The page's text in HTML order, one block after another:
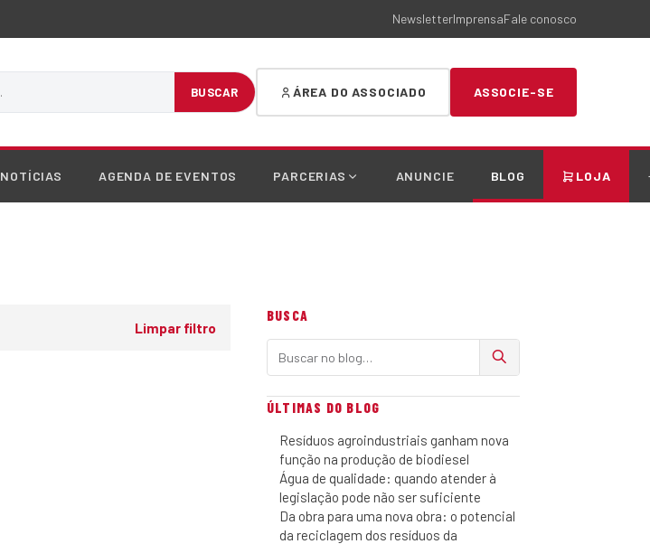
NewsletterImprensaFale conosco
BUSCAR ÁREA DO ASSOCIADO ASSOCIE-SE
NOTÍCIAS AGENDA DE EVENTOS PARCERIAS ANUNCIE BLOG LOJA
Limpar filtro
BUSCA
ÚLTIMAS DO BLOG
Resíduos agroindustriais ganham nova
função na produção de biodiesel
Água de qualidade: quando atender à
legislação pode não ser suficiente
Da obra para uma nova obra: o potencial
da reciclagem dos resíduos da